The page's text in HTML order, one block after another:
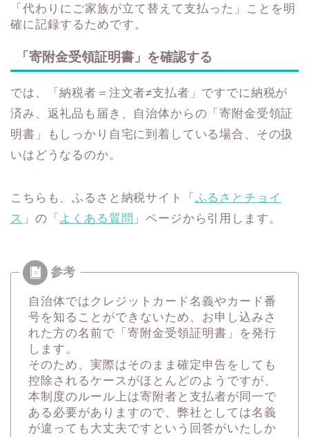
「代わりにご家族が立て替えて支払った」ことを明
確に記録するためです。
「寄附金受領証明書」を確認する
では、「納税者＝注文者≠支払者」ですでに納税が
済み、返礼品も届き、自治体からの「寄附金受領証
明書」もしっかり自宅に到着している場合、その扱
いはどうなるのか。
こちらも、ふるさと納税サイト「 ふるさとチョイ
ス 」の「 よくある質問 」ページから引用します。
自治体ではクレジットカード名義やカード番
号を知ることができないため、お申し込みさ
れた方の名前で「寄附金受領証明書」を発行
します。
そのため、 実際はそのまま確定申告をしても
控除されるケースがほとんどのよ うですが、
本制度のルール上は寄附者と支払者が同一で
ある必要がありますので、弊社としては名義
が違っても大丈夫ですという回答がいたしか